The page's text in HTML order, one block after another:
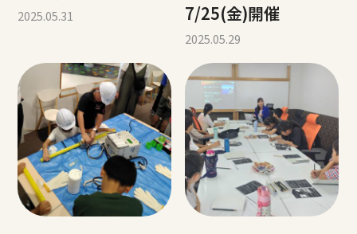
2025.05.31
7/25(金)開催
2025.05.29